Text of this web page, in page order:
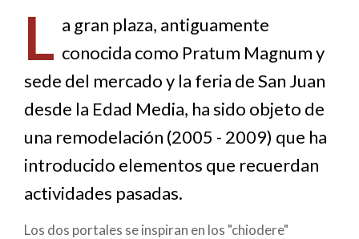
ayuda
a
la
navegación
L a gran plaza, antiguamente
conocida como Pratum Magnum y
sede del mercado y la feria de San Juan
desde la Edad Media, ha sido objeto de
una remodelación (2005 - 2009) que ha
introducido elementos que recuerdan
actividades pasadas.
Los dos portales se inspiran en los "chiodere"